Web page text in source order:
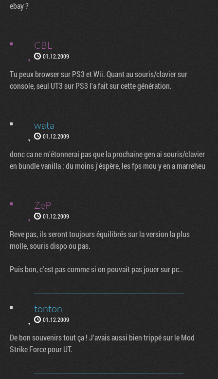
ebay ?
CBL
01.12.2009
Tu peux browser sur PS3 et Wii. Quant au souris/clavier sur
console, seul UT3 sur PS3 l'a fait sur cette génération.
wata_
01.12.2009
donc ca ne m'étonnerai pas que la prochaine gen ai souris/clavier
en bundle vanilla ; du moins j'éspère, les fps mou y en a marreheu
ZeP
01.12.2009
Reve pas, ils seront toujours équilibrés sur la version la plus
molle, souris dispo ou pas.
Puis bon, c'est pas comme si on pouvait pas jouer sur pc..
tonton
01.12.2009
De bon souvenirs tout ça ! J'avais aussi bien trippé sur le Mod
Strike Force pour UT.